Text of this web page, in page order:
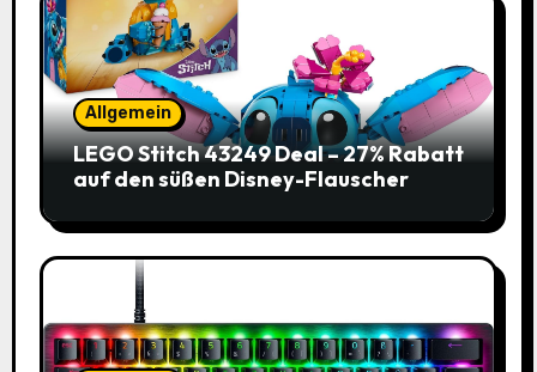
Allgemein
LEGO Stitch 43249 Deal – 27% Rabatt
auf den süßen Disney-Flauscher